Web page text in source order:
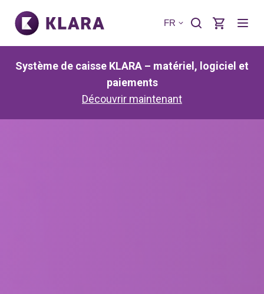
FR
Système de caisse KLARA – matériel, logiciel et
paiements
Découvrir maintenant